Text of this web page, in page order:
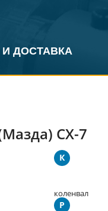
ДОСТАВКА
CX-7
К
коленвал
Р